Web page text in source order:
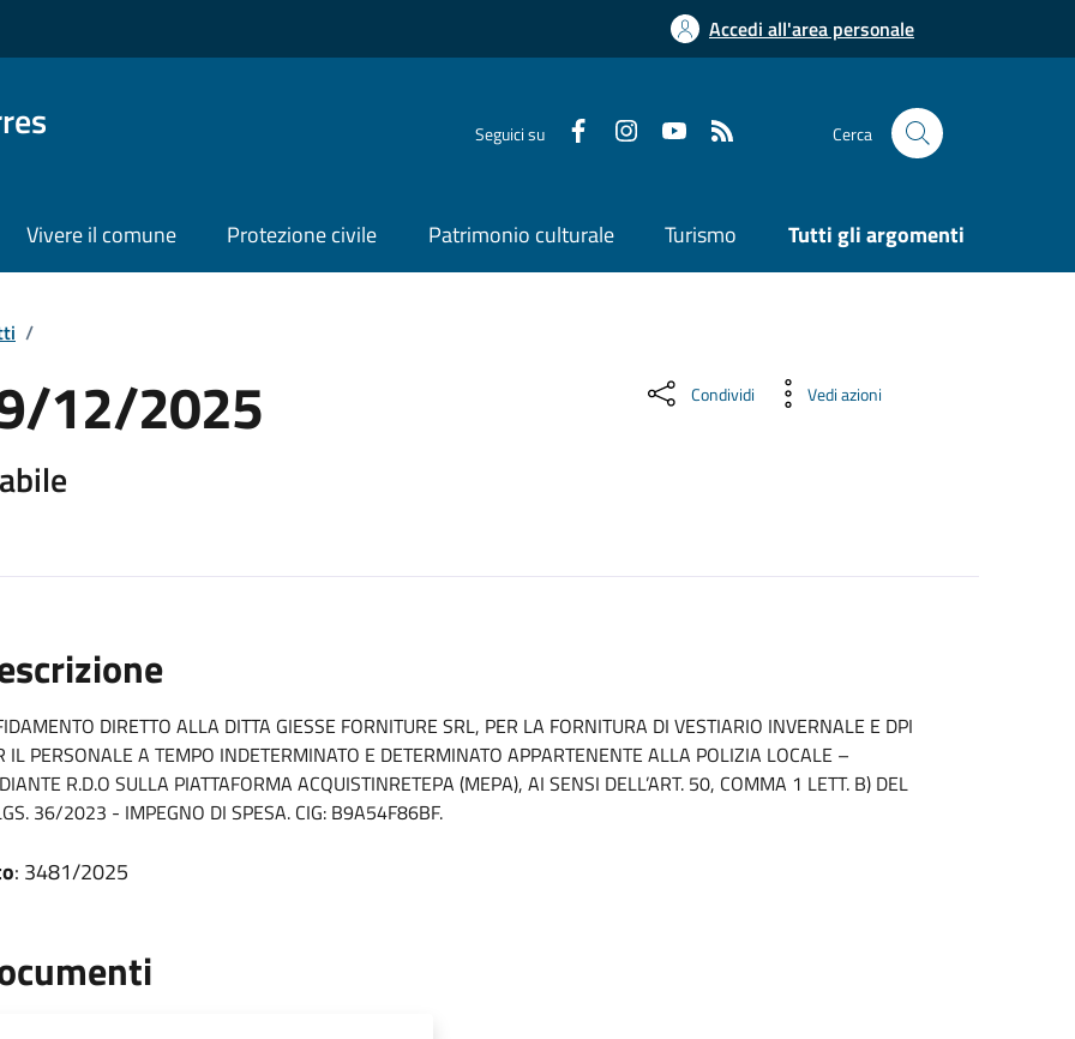
Accedi all'area personale
Seguici su Cerca
Vivere il comune Protezione civile Patrimonio culturale Turismo Tutti gli argomenti
/
12/2025 Condividi Vedi azioni
DIRETTO ALLA DITTA GIESSE FORNITURE SRL, PER LA FORNITURA DI VESTIARIO INVERNALE E DPI
IL PERSONALE A TEMPO INDETERMINATO E DETERMINATO APPARTENENTE ALLA POLIZIA LOCALE –
R.D.O SULLA PIATTAFORMA ACQUISTINRETEPA (MEPA), AI SENSI DELL’ART. 50, COMMA 1 LETT. B) DEL
36/2023 - IMPEGNO DI SPESA. CIG: B9A54F86BF.
: 3481/2025